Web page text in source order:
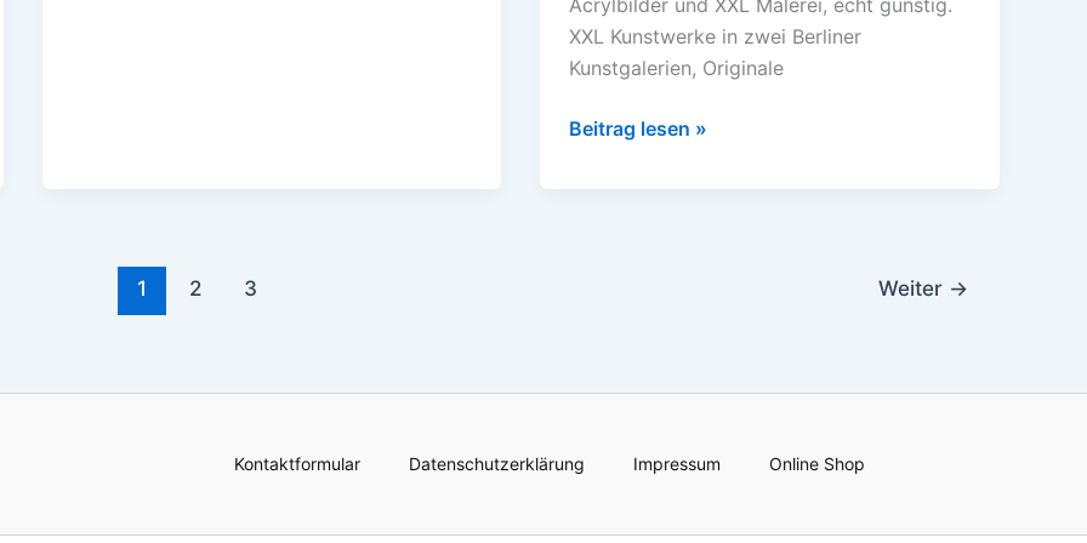
XXL Kunstwerke in zwei Berliner
Kunstgalerien, Originale
Beitrag lesen »
1 2 3 Weiter →
Kontaktformular Datenschutzerklärung Impressum Online Shop